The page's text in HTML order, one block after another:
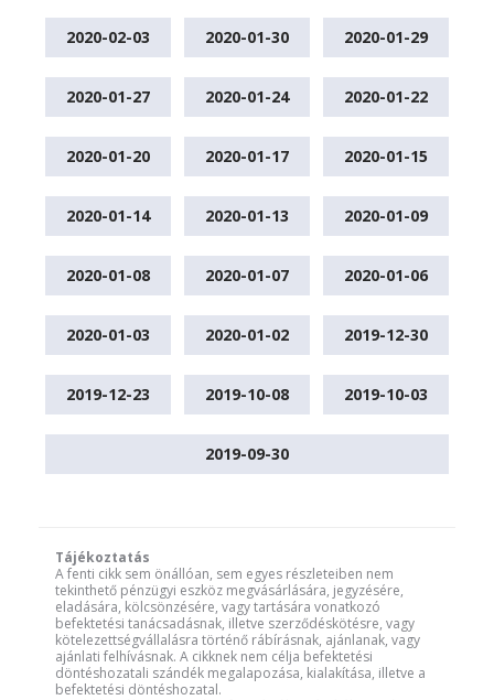
2020-02-03 2020-01-30 2020-01-29
2020-01-27 2020-01-24 2020-01-22
2020-01-20 2020-01-17 2020-01-15
2020-01-14 2020-01-13 2020-01-09
2020-01-08 2020-01-07 2020-01-06
2020-01-03 2020-01-02 2019-12-30
2019-12-23 2019-10-08 2019-10-03
2019-09-30
Tájékoztatás
A fenti cikk sem önállóan, sem egyes részleteiben nem
tekinthető pénzügyi eszköz megvásárlására, jegyzésére,
eladására, kölcsönzésére, vagy tartására vonatkozó
befektetési tanácsadásnak, illetve szerződéskötésre, vagy
kötelezettségvállalásra történő rábírásnak, ajánlanak, vagy
ajánlati felhívásnak. A cikknek nem célja befektetési
döntéshozatali szándék megalapozása, kialakítása, illetve a
befektetési döntéshozatal.